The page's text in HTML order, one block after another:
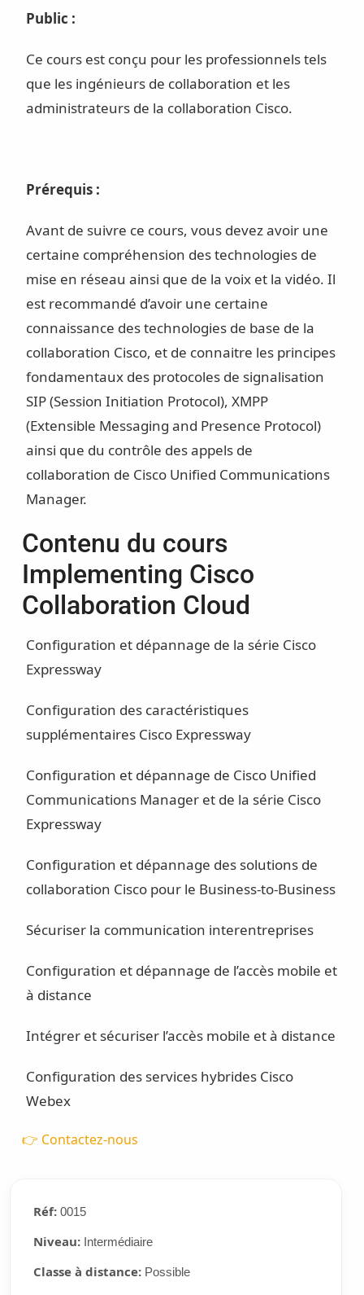
Public :
Ce cours est conçu pour les professionnels tels
que les ingénieurs de collaboration et les
administrateurs de la collaboration Cisco.
Prérequis :
Avant de suivre ce cours, vous devez avoir une
certaine compréhension des technologies de
mise en réseau ainsi que de la voix et la vidéo. Il
est recommandé d’avoir une certaine
connaissance des technologies de base de la
collaboration Cisco, et de connaitre les principes
fondamentaux des protocoles de signalisation
SIP (Session Initiation Protocol), XMPP
(Extensible Messaging and Presence Protocol)
ainsi que du contrôle des appels de
collaboration de Cisco Unified Communications
Manager.
Contenu du cours
Implementing Cisco
Collaboration Cloud
Configuration et dépannage de la série Cisco
Expressway
Configuration des caractéristiques
supplémentaires Cisco Expressway
Configuration et dépannage de Cisco Unified
Communications Manager et de la série Cisco
Expressway
Configuration et dépannage des solutions de
collaboration Cisco pour le Business-to-Business
Sécuriser la communication interentreprises
Configuration et dépannage de l’accès mobile et
à distance
Intégrer et sécuriser l’accès mobile et à distance
Configuration des services hybrides Cisco
Webex
👉 Contactez-nous
Réf:0015
Niveau:Intermédiaire
Classe à distance:Possible